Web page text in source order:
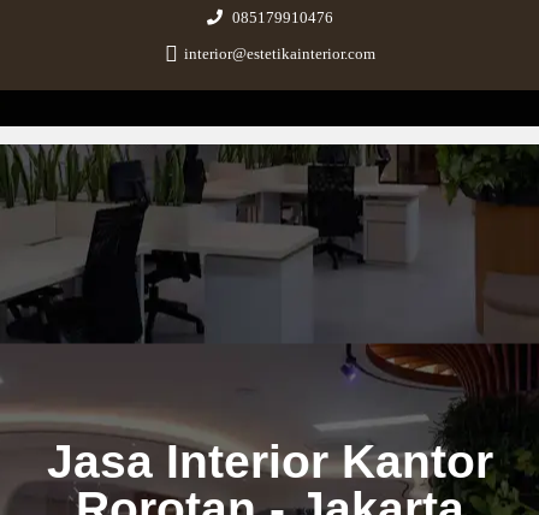
085179910476
interior@estetikainterior.com
Estetika Interior
Design & Build Consultant
Jasa Interior Kantor